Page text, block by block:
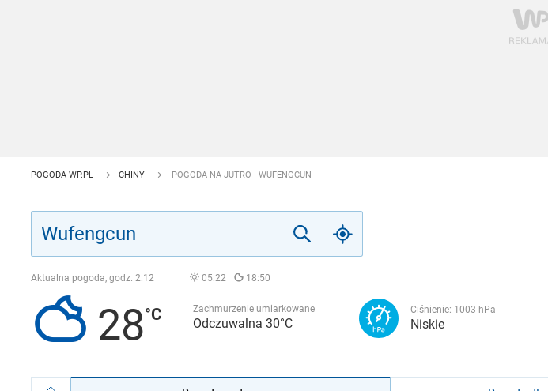
POGODA WP.PL CHINY POGODA NA JUTRO - WUFENGCUN
Aktualna pogoda, godz. 2:12 05:22 18:50
28 Zachmurzenie umiarkowane
Odczuwalna 30°C
Ciśnienie: 1003 hPa
Niskie